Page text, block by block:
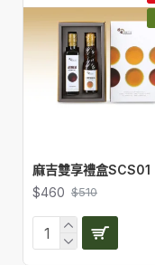
麻吉雙享禮盒SCS01
$460 $510